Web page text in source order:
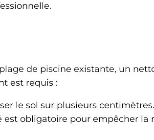
de piscine existante, un
est requis :
le sol sur plusieurs centimètres.
obligatoire pour empêcher la